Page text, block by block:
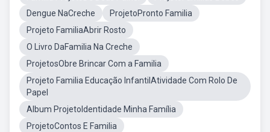
Dengue NaCreche
ProjetoPronto Familia
Projeto FamiliaAbrir Rosto
O Livro DaFamilia Na Creche
ProjetosObre Brincar Com a Familia
Projeto Familia Educação InfantilAtividade Com Rolo De
Papel
Album ProjetoIdentidade Minha Família
ProjetoContos E Familia